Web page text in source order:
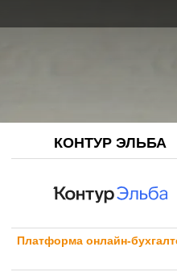
КОНТУР ЭЛЬБА
Платформа онлайн-